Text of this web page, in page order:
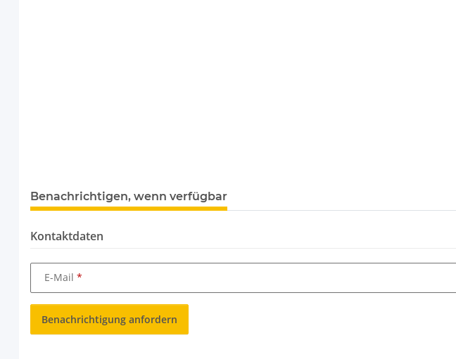
weitere Registerkarten anzeigen
Benachrichtigen, wenn verfügbar
Kontaktdaten
E-Mail
Benachrichtigung anfordern